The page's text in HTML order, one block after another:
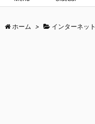
ホーム > インターネット